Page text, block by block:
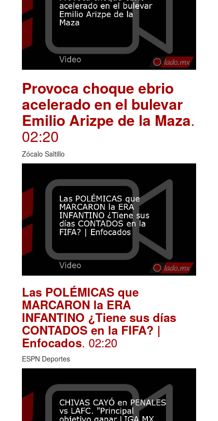
Provoca choque ebrio
acelerado en el bulevar
Emilio Arizpe de la Maza.
02:20
Zócalo Saltillo
Las POLÉMICAS que
MARCARON la ERA
INFANTINO ¿Tiene sus días
CONTADOS en la FIFA? |
Enfocados. 02:20
ESPN Deportes